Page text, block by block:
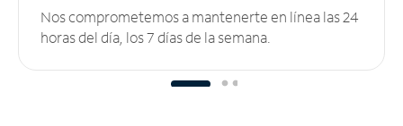
Nos comprometemos a mantenerte en línea las 24
horas del día, los 7 días de la semana.